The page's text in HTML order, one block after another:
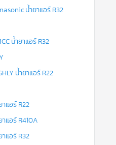
น้ำยาแอร์ R32
น้ำยาแอร์ R32
น้ำยาแอร์ R22
แอร์ R22
แอร์ R410A
แอร์ R32